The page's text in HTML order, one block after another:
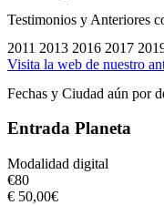
Testimonios y Anteriores
2011 2013 2016 2017
Visita la web de nuestro
Fechas y Ciudad aún por
Entrada Planeta
Modalidad digital
€80
€ 50,00€